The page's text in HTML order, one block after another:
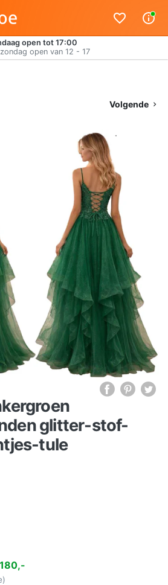
open tot 17:00
open van 12 - 17
Volgende
glitter-stof-
tule